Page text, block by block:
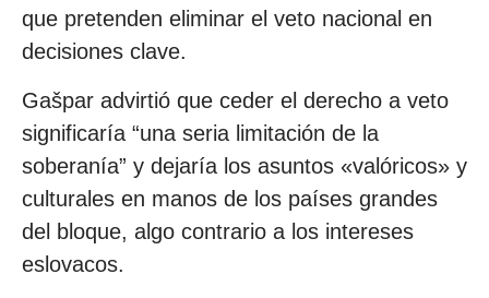
que pretenden eliminar el veto nacional en
decisiones clave.
Gašpar advirtió que ceder el derecho a veto
significaría “una seria limitación de la
soberanía” y dejaría los asuntos «valóricos» y
culturales en manos de los países grandes
del bloque, algo contrario a los intereses
eslovacos.